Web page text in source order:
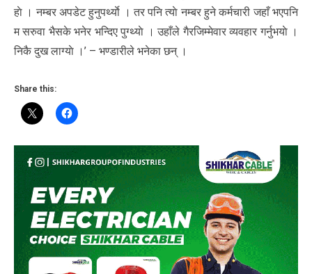
हाे । नम्बर अपडेट हुनुपर्थ्याे । तर पनि त्याे नम्बर हुने कर्मचारी जहाँ भएपनि
म सरुवा भैसके भनेर भन्दिए पुग्थ्याे । उहाँले गैरजिम्मेवार व्यवहार गर्नुभयाे ।
निकै दुख लाग्याे ।’ – भण्डारीले भनेका छन् ।
Share this: